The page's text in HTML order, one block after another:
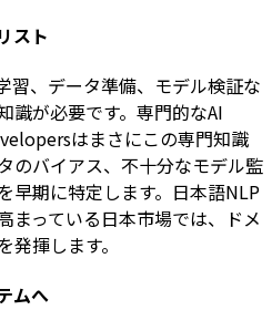
スト
習、データ準備、モデル検証な
識が必要です。専門的なAI
はまさにこの専門知識
のバイアス、不十分なモデル監
早期に特定します。日本語NLP
まっている日本市場では、ドメ
揮します。
ムへ